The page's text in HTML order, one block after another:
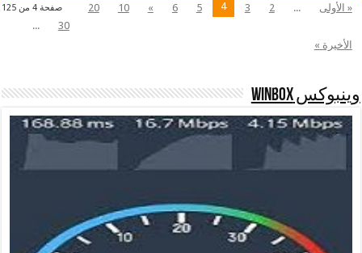
صفحة 4 من 125 2